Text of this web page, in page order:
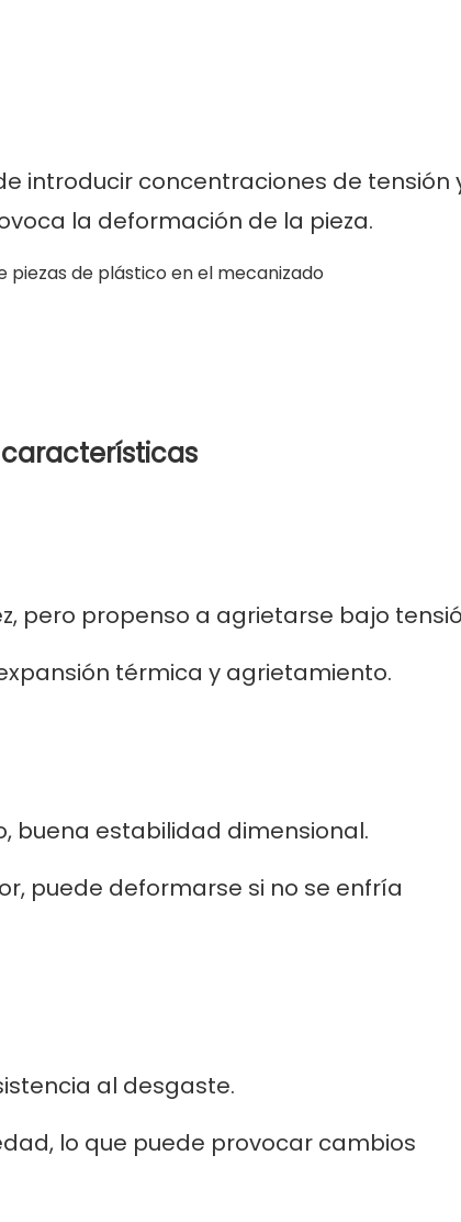
introducir concentraciones de tensión
la deformación de la pieza.
pero propenso a agrietarse bajo
térmica y agrietamiento.
buena estabilidad dimensional.
puede deformarse si no se enfría
al desgaste.
lo que puede provocar cambios